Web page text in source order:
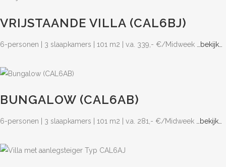
VRIJSTAANDE VILLA (CAL6BJ)
6-personen | 3 slaapkamers | 101 m2 | v.a. 339,- €/Midweek …bekijk…
BUNGALOW (CAL6AB)
6-personen | 3 slaapkamers | 101 m2 | v.a. 281,- €/Midweek …bekijk…